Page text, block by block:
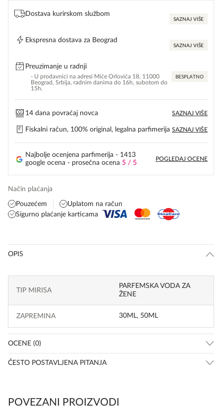
Dostava kurirskom službom
SAZNAJ VIŠE
Ekspresna dostava za Beograd
SAZNAJ VIŠE
Preuzimanje u radnji
- U prodavnici na adresi Miće Orlovića 18, 11000
Beograd, Srbija, radnim danima do 16h, subotom do
15h.
BESPLATNO
14 dana povraćaj novca SAZNAJ VIŠE
Fiskalni račun, 100% original, legalna parfimerija SAZNAJ VIŠE
Najbolje ocenjena parfimerija - 1413
google ocena - prosečna ocena 5 / 5
POGLEDAJ OCENE
Način plaćanja
Pouzećem
Uplatom na račun
Sigurno plaćanje karticama
OPIS
TIP MIRISA
PARFEMSKA VODA ZA
ŽENE
ZAPREMINA 30ML, 50ML
OCENE (0)
ČESTO POSTAVLJENA PITANJA
POVEZANI PROIZVODI